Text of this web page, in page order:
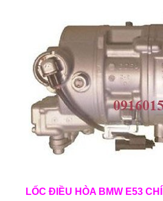
LỐC ĐIỀU HÒA BMW E53